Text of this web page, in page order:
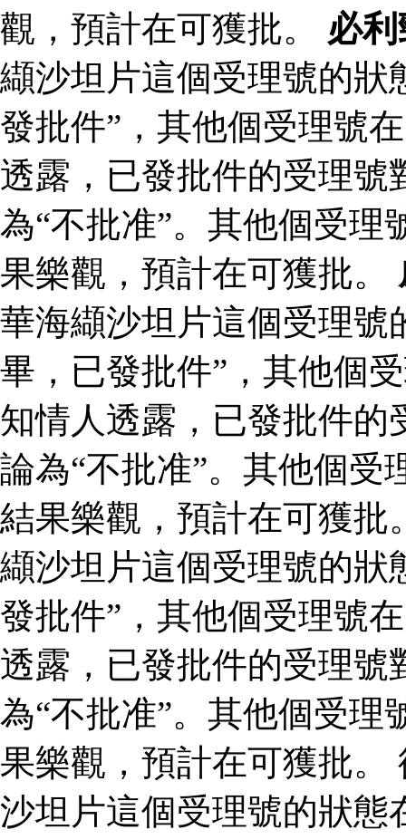
觀，預計在可獲批。 必
纈沙坦片這個受理號的狀
發批件”，其他個受理號
透露，已發批件的受理號
為“不批准”。其他個受理
果樂觀，預計在可獲批。
華海纈沙坦片這個受理號
畢，已發批件”，其他個
知情人透露，已發批件的
論為“不批准”。其他個受
結果樂觀，預計在可獲批
纈沙坦片這個受理號的狀
發批件”，其他個受理號
透露，已發批件的受理號
為“不批准”。其他個受理
果樂觀，預計在可獲批。
沙坦片這個受理號的狀態